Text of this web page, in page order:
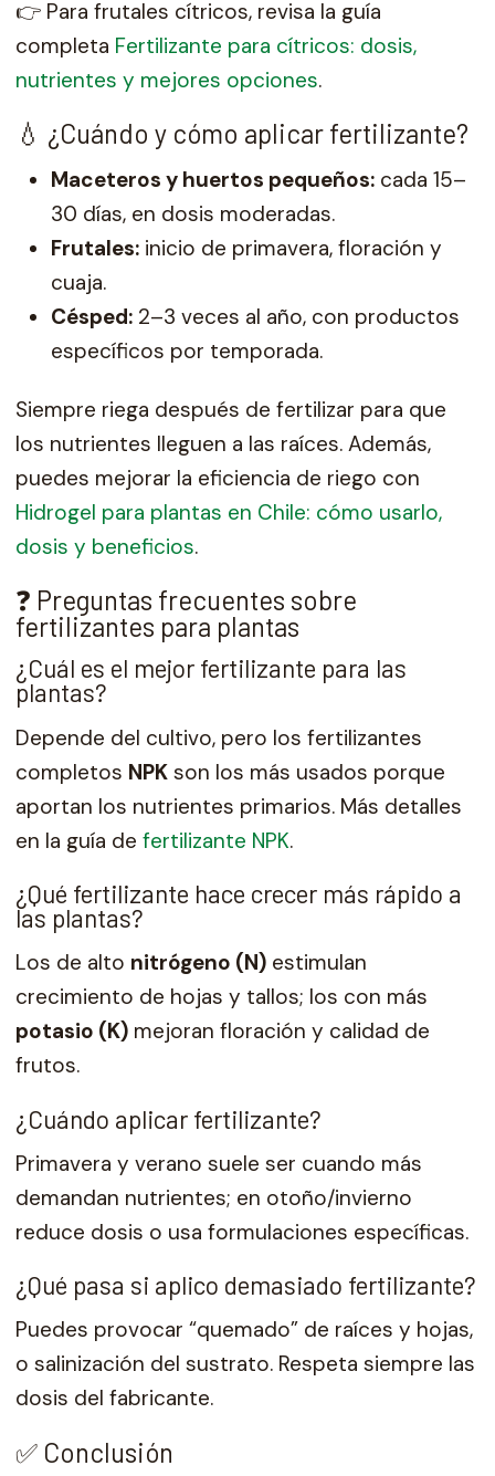
👉 Para frutales cítricos, revisa la guía
completa Fertilizante para cítricos: dosis,
nutrientes y mejores opciones.
💧 ¿Cuándo y cómo aplicar fertilizante?
Maceteros y huertos pequeños: cada 15–
30 días, en dosis moderadas.
Frutales: inicio de primavera, floración y
cuaja.
Césped: 2–3 veces al año, con productos
específicos por temporada.
Siempre riega después de fertilizar para que
los nutrientes lleguen a las raíces. Además,
puedes mejorar la eficiencia de riego con
Hidrogel para plantas en Chile: cómo usarlo,
dosis y beneficios.
❓ Preguntas frecuentes sobre
fertilizantes para plantas
¿Cuál es el mejor fertilizante para las
plantas?
Depende del cultivo, pero los fertilizantes
completos NPK son los más usados porque
aportan los nutrientes primarios. Más detalles
en la guía defertilizante NPK.
¿Qué fertilizante hace crecer más rápido a
las plantas?
Los de alto nitrógeno (N) estimulan
crecimiento de hojas y tallos; los con más
potasio (K) mejoran floración y calidad de
frutos.
¿Cuándo aplicar fertilizante?
Primavera y verano suele ser cuando más
demandan nutrientes; en otoño/invierno
reduce dosis o usa formulaciones específicas.
¿Qué pasa si aplico demasiado fertilizante?
Puedes provocar “quemado” de raíces y hojas,
o salinización del sustrato. Respeta siempre las
dosis del fabricante.
✅ Conclusión